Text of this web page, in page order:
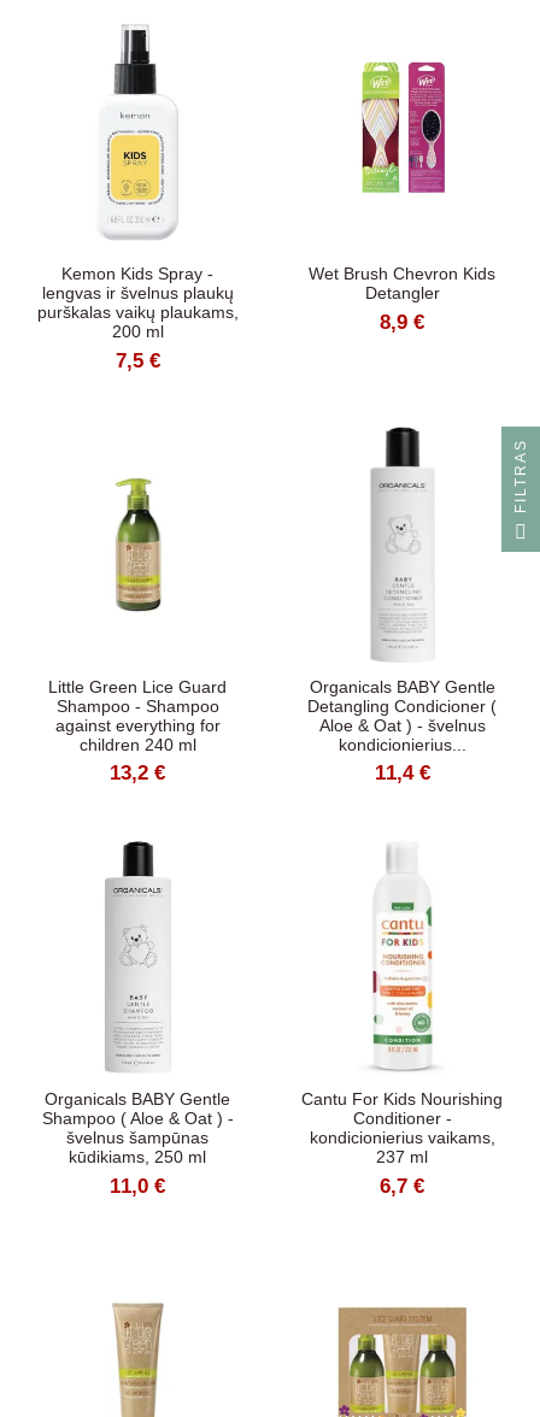
Kemon Kids Spray -
lengvas ir švelnus plaukų
purškalas vaikų plaukams,
200 ml
7,5 €
Wet Brush Chevron Kids
Detangler
8,9 €
Little Green Lice Guard
Shampoo - Shampoo
against everything for
children 240 ml
13,2 €
Organicals BABY Gentle
Detangling Condicioner (
Aloe & Oat ) - švelnus
kondicionierius...
11,4 €
Organicals BABY Gentle
Shampoo ( Aloe & Oat ) -
švelnus šampūnas
kūdikiams, 250 ml
11,0 €
Cantu For Kids Nourishing
Conditioner -
kondicionierius vaikams,
237 ml
6,7 €
S